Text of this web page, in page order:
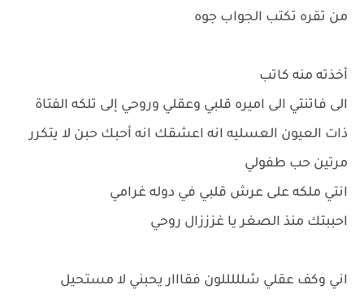
من تقره تكتب الجواب جوه
أخذته منه كاتب
الى فاتنتي الى اميره قلبي وعقلي وروحي إلى تلكه الفتاة
ذات العيون العسليه انه اعشقك انه أحبك حبن لا يتكرر
مرتين حب طفولي
انتي ملكه على عرش قلبي في دوله غرامي
احببتك منذ الصغر يا غزززال روحي
اني وكف عقلي شلللللون فقااار يحبني لا مستحيل